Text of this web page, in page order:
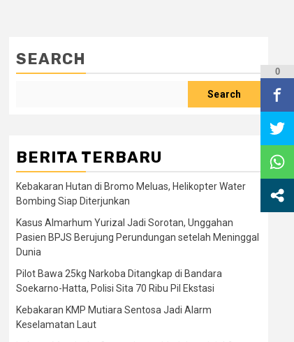
SEARCH
Search
BERITA TERBARU
Kebakaran Hutan di Bromo Meluas, Helikopter Water
Bombing Siap Diterjunkan
Kasus Almarhum Yurizal Jadi Sorotan, Unggahan
Pasien BPJS Berujung Perundungan setelah Meninggal
Dunia
Pilot Bawa 25kg Narkoba Ditangkap di Bandara
Soekarno-Hatta, Polisi Sita 70 Ribu Pil Ekstasi
Kebakaran KMP Mutiara Sentosa Jadi Alarm
Keselamatan Laut
0